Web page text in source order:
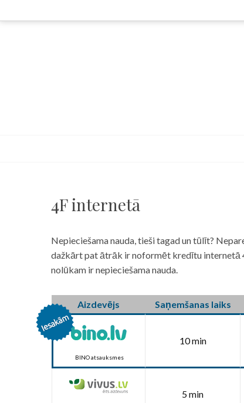
to
4F internetā
Nepieciešama nauda, tieši tagad un tūlīt?
dažkārt pat ātrāk ir noformēt kredītu internetā
nolūkam ir nepieciešama nauda.
Aizdevējs Saņemšanas laiks
BINO atsauksmes
10 min
5 min